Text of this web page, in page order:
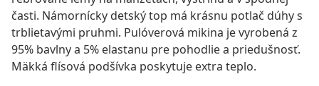
časti. Námornícky detský top má krásnu potlač dúhy s
trblietavými pruhmi. Pulóverová mikina je vyrobená z
95% bavlny a 5% elastanu pre pohodlie a priedušnosť.
Mäkká flísová podšívka poskytuje extra teplo.